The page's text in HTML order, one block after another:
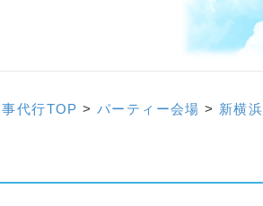
代行TOP >パーティー会場 > 新横浜